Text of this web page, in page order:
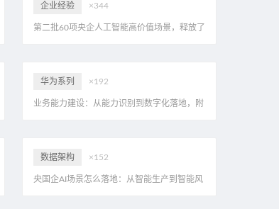
企业经验 ×344
第二批60项央企人工智能高价值场景，释放了
华为系列 ×192
业务能力建设：从能力识别到数字化落地，附
数据架构 ×152
央国企AI场景怎么落地：从智能生产到智能风